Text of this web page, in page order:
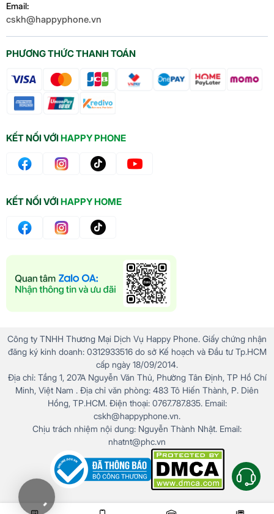
PHƯƠNG THỨC THANH TOÁN
KẾT NỐI VỚIHAPPY PHONE
Email:
cskh@happyphone.vn
KẾT NỐI VỚIHAPPY HOME
Công ty TNHH Thương Mại Dịch Vụ Happy Phone. Giấy chứng nhận
đăng ký kinh doanh: 0312933516 do sở Kế hoạch và Đầu tư Tp.HCM
cấp ngày 18/09/2014.
Địa chỉ: Tầng 1, 207A Nguyễn Văn Thủ, Phường Tân Định, TP Hồ Chí
Minh, Việt Nam . Địa chỉ văn phòng: 483 Tô Hiến Thành, P. Diên
Hồng, TP.HCM. Điện thoại: 0767.787.835. Email:
cskh@happyphone.vn.
Chịu trách nhiệm nội dung: Nguyễn Thành Nhật. Email:
nhatnt@phc.vn